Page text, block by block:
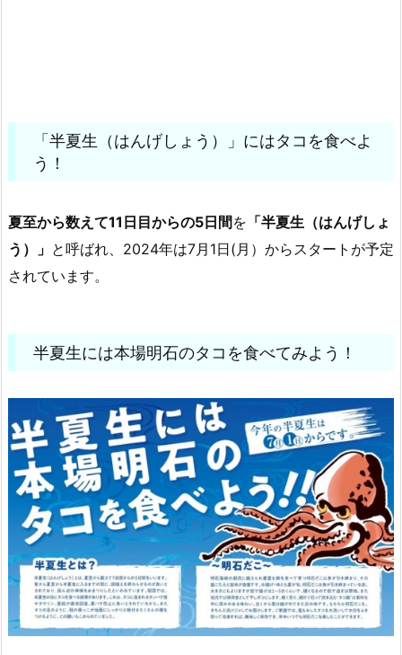
「半夏生（はんげしょう）」にはタコを食べよ
う！
夏至から数えて11日目からの5日間を 「半夏生（はんげしょ
う）」 と呼ばれ、2024年は7月1日(月）からスタートが予定
されています。
半夏生には本場明石のタコを食べてみよう！